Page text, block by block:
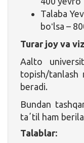
Talaba
boʻlsa –
Turar joy va
Aalto
topish/tanlash
beradi.
Bundan
taʼtil ham
Talablar: